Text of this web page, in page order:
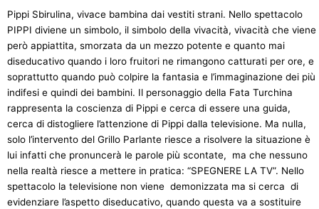
Pippi Sbirulina, vivace bambina dai vestiti strani. Nello spettacolo
PIPPI diviene un simbolo, il simbolo della vivacità, vivacità che viene
però appiattita, smorzata da un mezzo potente e quanto mai
diseducativo quando i loro fruitori ne rimangono catturati per ore, e
soprattutto quando può colpire la fantasia e l’immaginazione dei più
indifesi e quindi dei bambini. Il personaggio della Fata Turchina
rappresenta la coscienza di Pippi e cerca di essere una guida,
cerca di distogliere l’attenzione di Pippi dalla televisione. Ma nulla,
solo l’intervento del Grillo Parlante riesce a risolvere la situazione è
lui infatti che pronuncerà le parole più scontate, ma che nessuno
nella realtà riesce a mettere in pratica: “SPEGNERE LA TV”. Nello
spettacolo la televisione non viene demonizzata ma si cerca di
evidenziare l’aspetto diseducativo, quando questa va a sostituire